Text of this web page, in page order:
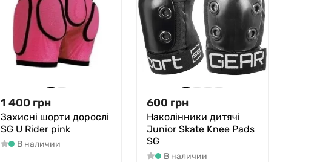
1 400 грн
Захисні шорти дорослі
SG U Rider pink
В наличии
600 грн
Наколінники дитячі
Junior Skate Knee Pads
SG
В наличии